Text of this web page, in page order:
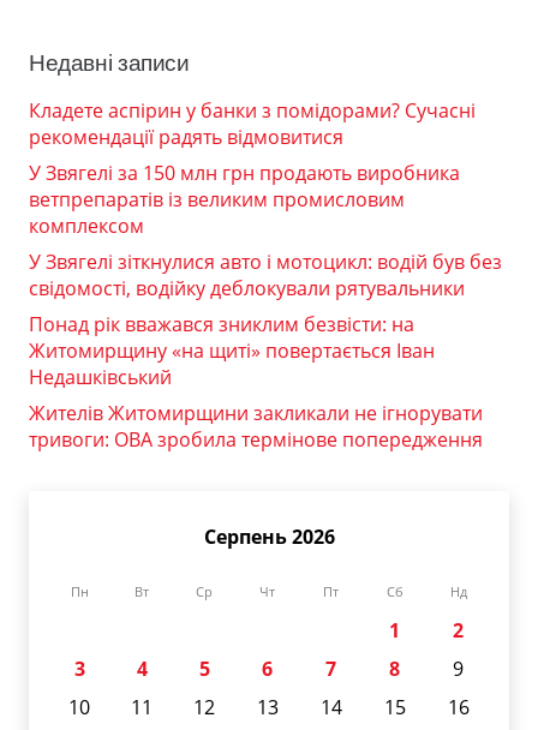
Недавні записи
Кладете аспірин у банки з помідорами? Сучасні
рекомендації радять відмовитися
У Звягелі за 150 млн грн продають виробника
ветпрепаратів із великим промисловим
комплексом
У Звягелі зіткнулися авто і мотоцикл: водій був без
свідомості, водійку деблокували рятувальники
Понад рік вважався зниклим безвісти: на
Житомирщину «на щиті» повертається Іван
Недашківський
Жителів Житомирщини закликали не ігнорувати
тривоги: ОВА зробила термінове попередження
Серпень 2026
Пн Вт Ср Чт Пт Сб Нд
1
2
3
4 5 6 7 8
9
10
11 12 13 14 15
16